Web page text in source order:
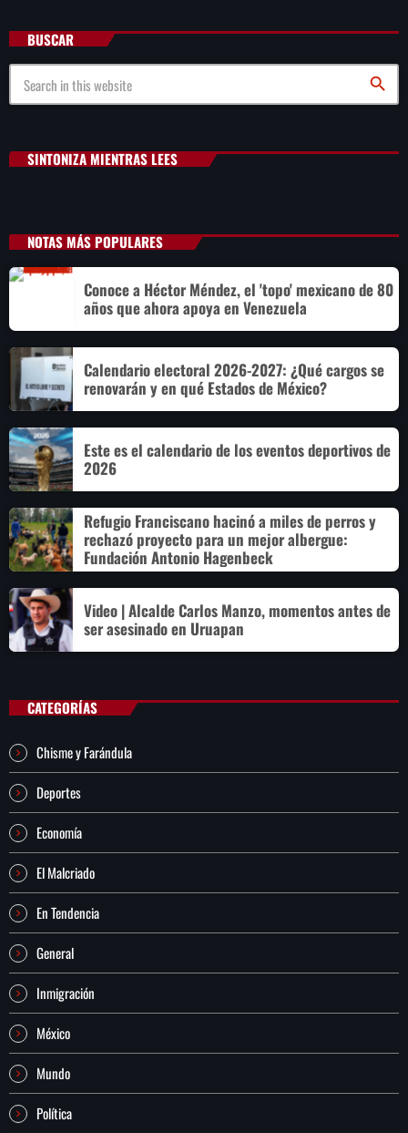
BUSCAR
search
SINTONIZA MIENTRAS LEES
NOTAS MÁS POPULARES
Conoce a Héctor Méndez, el 'topo' mexicano de 80
años que ahora apoya en Venezuela
Calendario electoral 2026-2027: ¿Qué cargos se
renovarán y en qué Estados de México?
Este es el calendario de los eventos deportivos de
2026
Refugio Franciscano hacinó a miles de perros y
rechazó proyecto para un mejor albergue:
Fundación Antonio Hagenbeck
Video | Alcalde Carlos Manzo, momentos antes de
ser asesinado en Uruapan
CATEGORÍAS
Chisme y Farándula
Deportes
Economía
El Malcriado
En Tendencia
General
Inmigración
México
Mundo
Política